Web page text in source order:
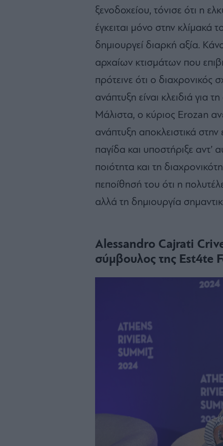
ξενοδοχείου, τόνισε ότι η
έγκειται μόνο στην κλίμακά
δημιουργεί διαρκή αξία.
αρχαίων κτισμάτων που
πρότεινε ότι ο διαχρονικός
ανάπτυξη είναι κλειδιά για
Μάλιστα, ο κύριος Erozan
ανάπτυξη αποκλειστικά στην
παγίδα και υποστήριξε αντ’
ποιότητα και τη
πεποίθησή του ότι η
αλλά τη δημιουργία
Alessandro Cajrati
σύμβουλος της Est4te